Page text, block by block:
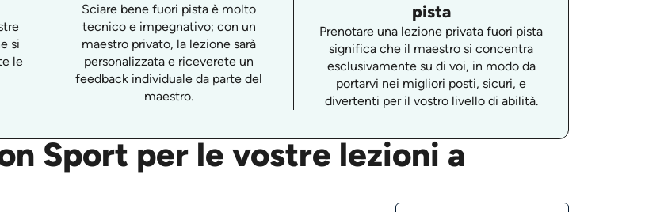
si
le
Sciare bene fuori pista è molto
tecnico e impegnativo; con un
maestro privato, la lezione sarà
personalizzata e riceverete un
feedback individuale da parte del
maestro.
pista
Prenotare una lezione privata fuori pista
significa che il maestro si concentra
esclusivamente su di voi, in modo da
portarvi nei migliori posti, sicuri, e
divertenti per il vostro livello di abilità.
Sport per le vostre lezioni a